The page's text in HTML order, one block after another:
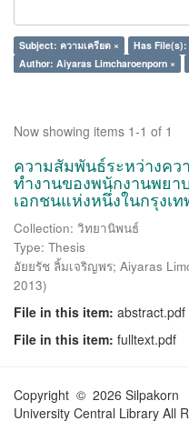
Subject: ความเครียด ×
Has File(s):
Author: Aiyaras Limcharoenporn ×
Now showing items 1-1 of 1
ความสัมพันธ์ระหว่างคว
ทำงานของพนักงานพยา
เอกชนแห่งหนึ่งในกรุงเ
Collection: วิทยานิพนธ์
Type: Thesis
อัยยรัช ลิ้มเจริญพร; Aiyaras
2013)
File in this item: abstract.pdf
File in this item: fulltext.pdf
Copyright © 2026 Silpakorn
University Central Library All